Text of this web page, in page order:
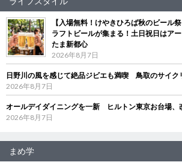
【入場無料！けやきひろば秋のビール
ラフトビールが集まる！土日祝日はア
たま新都心
2026年8月7日
日野川の風を感じて絶品ジビエも満喫 鳥取のサイク
2026年8月7日
オールデイダイニングを一新 ヒルトン東京お台場、
2026年8月7日
まめ学